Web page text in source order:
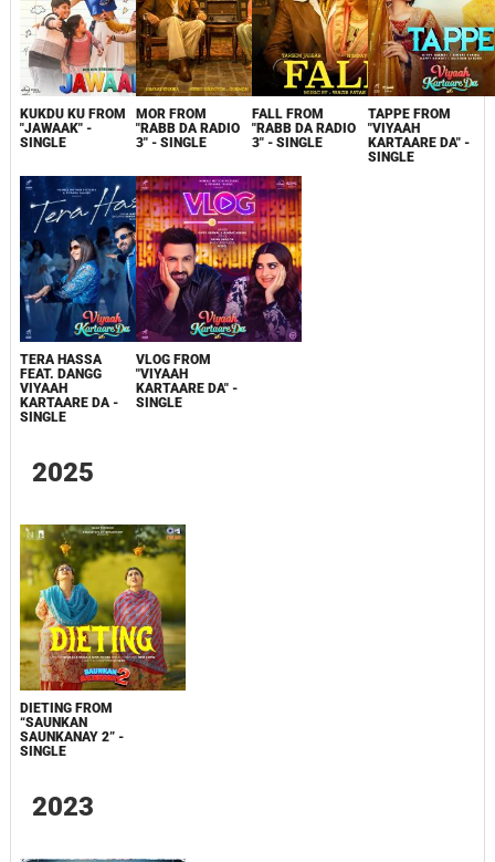
KUKDU KU FROM
"JAWAAK" -
SINGLE
MOR FROM
"RABB DA RADIO
3" - SINGLE
FALL FROM
"RABB DA RADIO
3" - SINGLE
TAPPE FROM
"VIYAAH
KARTAARE DA" -
SINGLE
TERA HASSA
FEAT. DANGG
VIYAAH
KARTAARE DA -
SINGLE
VLOG FROM
"VIYAAH
KARTAARE DA" -
SINGLE
2025
DIETING FROM
“SAUNKAN
SAUNKANAY 2” -
SINGLE
2023